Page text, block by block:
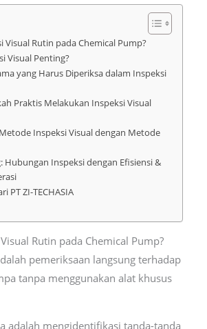
Visual Rutin pada Chemical Pump?
Visual Penting?
yang Harus Diperiksa dalam Inspeksi
Praktis Melakukan Inspeksi Visual
Inspeksi Visual dengan Metode
Hubungan Inspeksi dengan Efisiensi &
PT ZI-TECHASIA
Rutin pada Chemical Pump?
pemeriksaan langsung terhadap
tanpa menggunakan alat khusus
adalah mengidentifikasi tanda-tanda